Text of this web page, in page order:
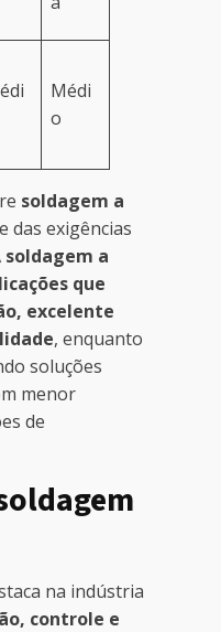
Médi
o
soldagem a
das exigências
soldagem a
que
excelente
, enquanto
soluções
menor
de
na indústria
controle e